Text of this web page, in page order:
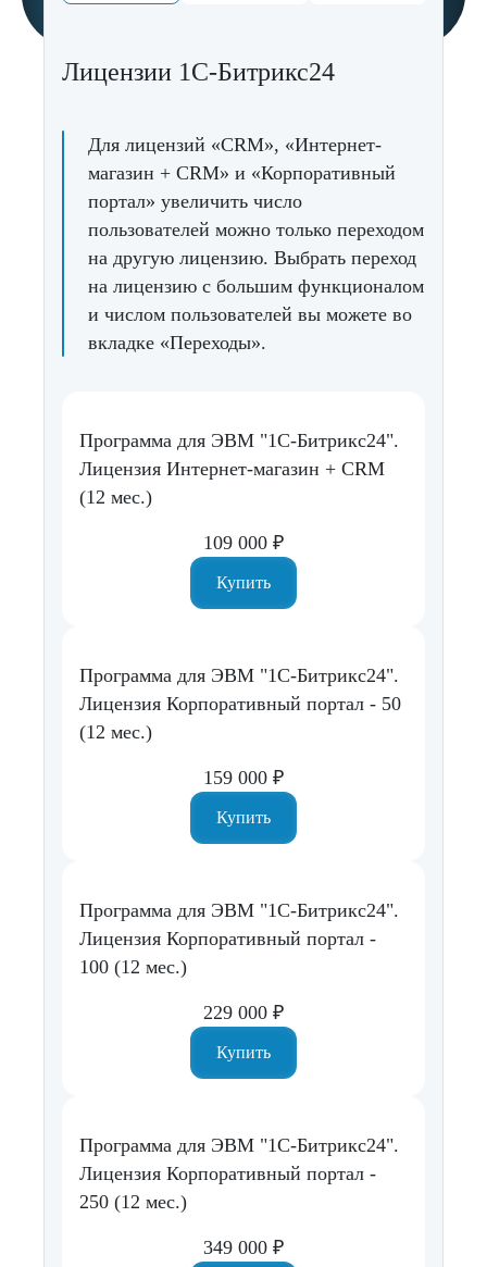
Лицензии 1С-Битрикс24
Для лицензий «CRM», «Интернет-
магазин + CRM» и «Корпоративный
портал» увеличить число
пользователей можно только переходом
на другую лицензию. Выбрать переход
на лицензию с большим функционалом
и числом пользователей вы можете во
вкладке «Переходы».
Программа для ЭВМ "1С-Битрикс24".
Лицензия Интернет-магазин + CRM
(12 мес.)
109 000 ₽
Купить
Программа для ЭВМ "1С-Битрикс24".
Лицензия Корпоративный портал - 50
(12 мес.)
159 000 ₽
Купить
Программа для ЭВМ "1С-Битрикс24".
Лицензия Корпоративный портал -
100 (12 мес.)
229 000 ₽
Купить
Программа для ЭВМ "1С-Битрикс24".
Лицензия Корпоративный портал -
250 (12 мес.)
349 000 ₽